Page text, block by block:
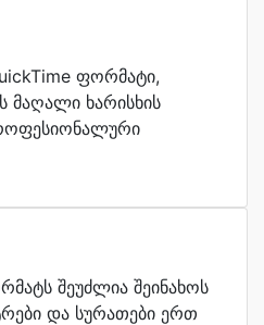
ფორმატი,
მაღალი ხარისხის
შეუძლია შეინახოს
და სურათები ერთ